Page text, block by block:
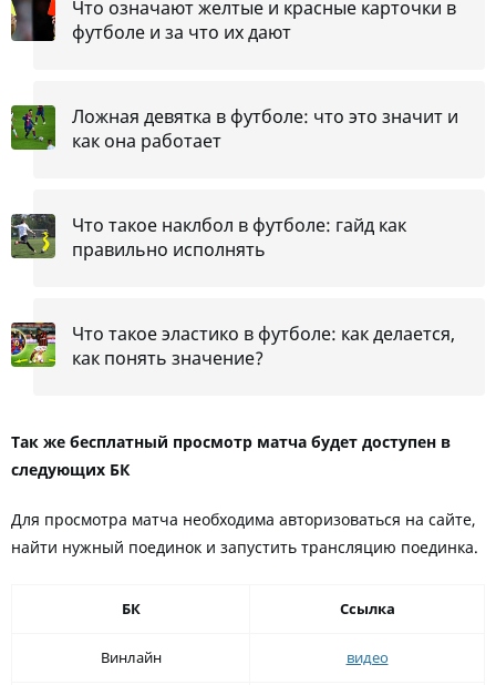
Что означают желтые и красные карточки в
футболе и за что их дают
Ложная девятка в футболе: что это значит и
как она работает
Что такое наклбол в футболе: гайд как
правильно исполнять
Что такое эластико в футболе: как делается,
как понять значение?
Так же бесплатный просмотр матча будет доступен в
следующих БК
Для просмотра матча необходима авторизоваться на сайте,
найти нужный поединок и запустить трансляцию поединка.
БК Ссылка
Винлайн видео